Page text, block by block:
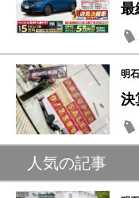
最
明
決
人気の記事